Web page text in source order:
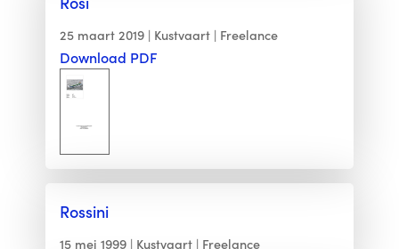
25 maart 2019 Kustvaart Freelance
Download PDF
Rossini
15 mei 1999 Kustvaart Freelance